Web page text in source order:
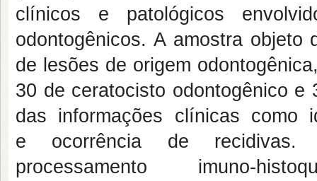
clínicos e patológicos
odontogênicos. A amostra objeto
de lesões de origem
30 de ceratocisto odontogênico
das informações clínicas como
e ocorrência de recidivas.
processamento imuno-